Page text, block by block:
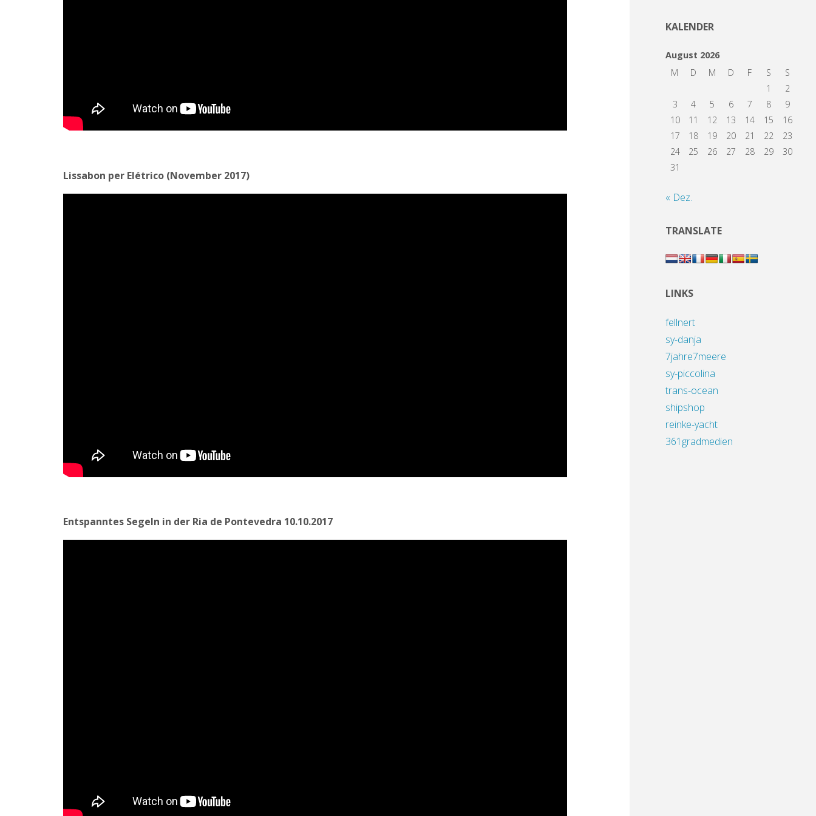
Lissabon per Elétrico (November 2017)
Entspanntes Segeln in der Ria de Pontevedra 10.10.2017
KALENDER
August 2026
M
D M D F S
S
1
2
3
4 5 6 7 8
9
10
11 12 13 14 15
16
17
18 19 20 21 22
23
24
25 26 27 28 29
30
31
« Dez.
TRANSLATE
LINKS
fellnert
sy-danja
7jahre7meere
sy-piccolina
trans-ocean
shipshop
reinke-yacht
361gradmedien